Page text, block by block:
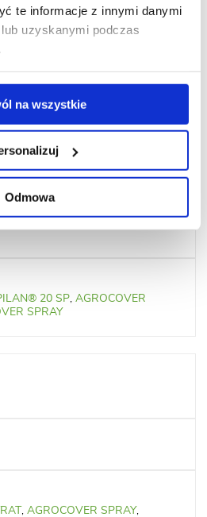
te informacje z innymi danymi
uzyskanymi podczas
na wszystkie
Odmowa
MOSPILAN® 20 SP,AGROCOVER
SPRAY
20 SP, AGROCOVER
SPRAY
, AGROCOVER SPRAY,